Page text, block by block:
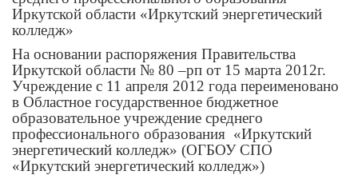
Иркутской области «Иркутский энергетический
колледж»
На основании распоряжения Правительства
Иркутской области № 80 –рп от 15 марта 2012г.
Учреждение с 11 апреля 2012 года переименовано
в Областное государственное бюджетное
образовательное учреждение среднего
профессионального образования «Иркутский
энергетический колледж» (ОГБОУ СПО
«Иркутский энергетический колледж»)